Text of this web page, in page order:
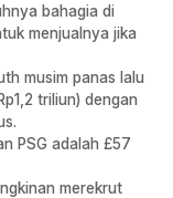
bahagia di
menjualnya jika
musim panas lalu
triliun) dengan
PSG adalah £57
merekrut